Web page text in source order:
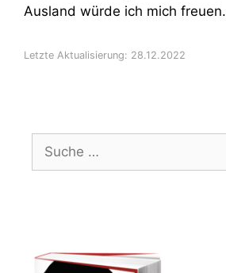
Ausland würde ich mich freuen.
Letzte Aktualisierung: 28.12.2022
nach: